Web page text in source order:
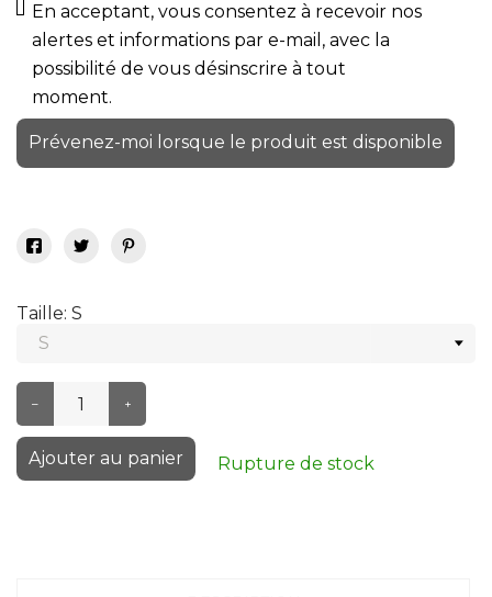
En acceptant, vous consentez à recevoir nos
alertes et informations par e-mail, avec la
possibilité de vous désinscrire à tout
moment.
Prévenez-moi lorsque le produit est disponible
Taille: S
– +
Ajouter au panier Rupture de stock